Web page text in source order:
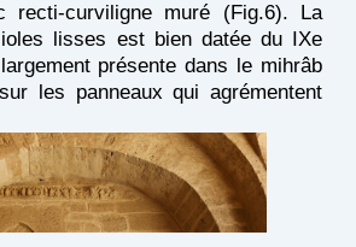
recti-curviligne muré (Fig.6). La
lisses est bien datée du IXe
présente dans le mihrâb
les panneaux qui agrémentent